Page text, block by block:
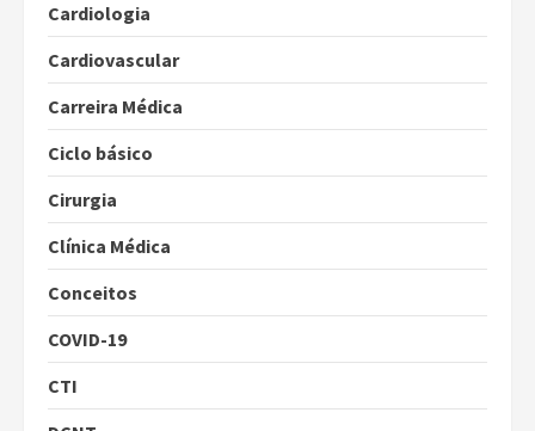
Cardiologia
Cardiovascular
Carreira Médica
Ciclo básico
Cirurgia
Clínica Médica
Conceitos
COVID-19
CTI